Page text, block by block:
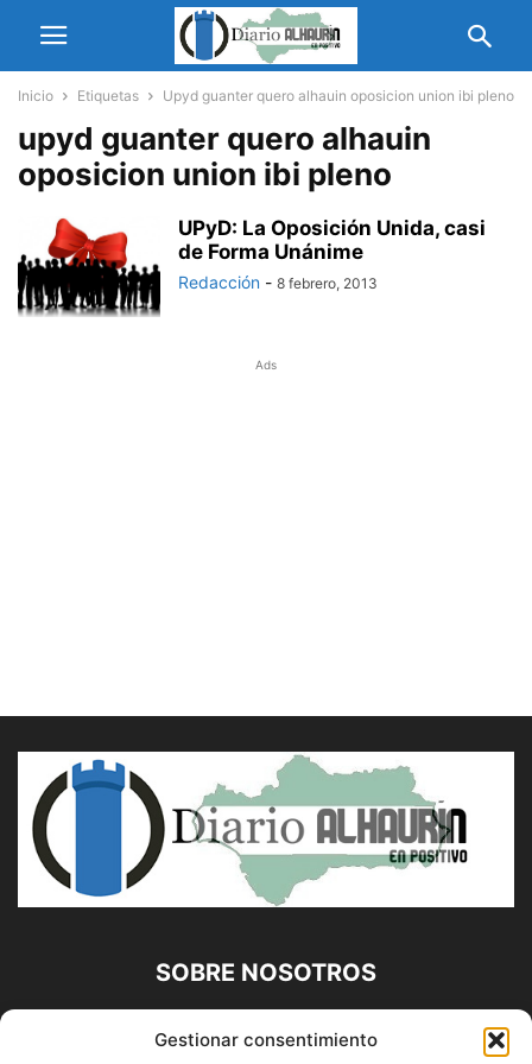
Gestionar consentimiento
Inicio Etiquetas Upyd guanter quero alhauin oposicion union ibi pleno
upyd guanter quero alhauin
oposicion union ibi pleno
UPyD: La Oposición Unida, casi
de Forma Unánime
Redacción - 8 febrero, 2013
Ads
SOBRE NOSOTROS
Diario Alhaurín (www.alhaurindelatorre.com) Propiedad de
Francisco E. López López | 639 95 71 95 | Noticias de